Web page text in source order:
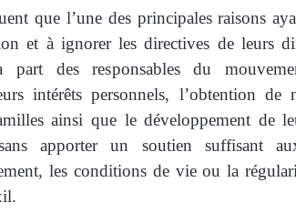
que l’une des principales raisons
et à ignorer les directives de leurs
part des responsables du
intérêts personnels, l’obtention de
ainsi que le développement de
apporter un soutien suffisant
les conditions de vie ou la